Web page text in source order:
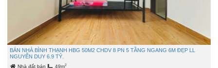
BÁN NHÀ BÌNH THẠNH HBG 50M2 CHDV 8 PN 5 TẦNG NGANG 6M ĐẸP LL
NGUYỄN DUY 6.9 TỶ.
Nhà đất bán 49m2